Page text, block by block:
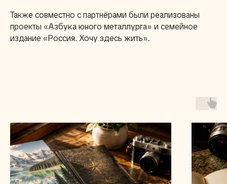
Также совместно с партнёрами были реализованы
проекты «Азбука юного металлурга» и семейное
издание «Россия. Хочу здесь жить».